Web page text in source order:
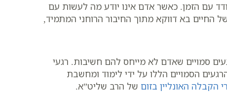
עם הזמן. כאשר אדם אינו יודע מה לעשות עם
החיים בא דווקא מתוך החיבור הרוחני המתמיד,
סמויים שאדם לא מייחס להם חשיבות. רגעי
הסמויים הללו על ידי לימוד ומחשבת
הקבלה האונליין בזום של הרב שליט”א.